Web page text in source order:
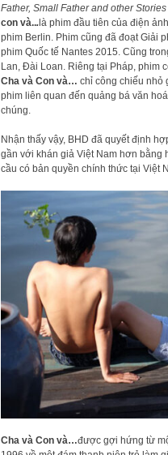
Father, Small Father and other Stories
con và...là phim đầu tiên của điện
phim Berlin. Phim cũng đã đoạt Giải
phim Quốc tế Nantes 2015. Cũng
Lan, Đài Loan. Riêng tại Pháp, phim
Cha và Con và… chỉ công chiếu nhỏ
phim liên quan đến quảng bá văn
chúng.
Nhận thấy vậy, BHD đã quyết định
gần với khán giả Việt Nam hơn bằng
cầu có bản quyền chính thức tại Việt
Cha và Con và…được gợi hứng từ